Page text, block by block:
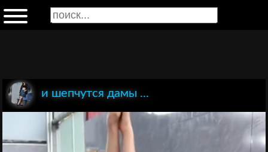
и шепчутся дамы ...